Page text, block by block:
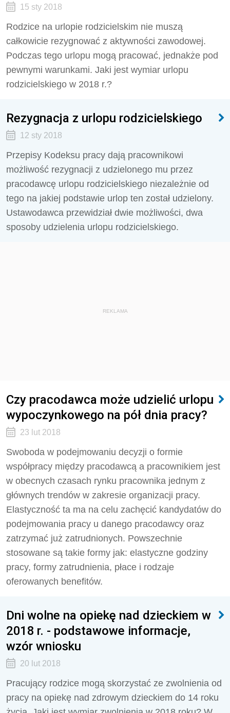
15 sty 2018
Rodzice na urlopie rodzicielskim nie muszą
całkowicie rezygnować z aktywności zawodowej.
Podczas tego urlopu mogą pracować, jednakże pod
pewnymi warunkami. Jaki jest wymiar urlopu
rodzicielskiego w 2018 r.?
Rezygnacja z urlopu rodzicielskiego
12 sty 2018
Przepisy Kodeksu pracy dają pracownikowi
możliwość rezygnacji z udzielonego mu przez
pracodawcę urlopu rodzicielskiego niezależnie od
tego na jakiej podstawie urlop ten został udzielony.
Ustawodawca przewidział dwie możliwości, dwa
sposoby udzielenia urlopu rodzicielskiego.
REKLAMA
Czy pracodawca może udzielić urlopu
wypoczynkowego na pół dnia pracy?
23 lut 2018
Swoboda w podejmowaniu decyzji o formie
współpracy między pracodawcą a pracownikiem jest
w obecnych czasach rynku pracownika jednym z
głównych trendów w zakresie organizacji pracy.
Elastyczność ta ma na celu zachęcić kandydatów do
podejmowania pracy u danego pracodawcy oraz
zatrzymać już zatrudnionych. Powszechnie
stosowane są takie formy jak: elastyczne godziny
pracy, formy zatrudnienia, płace i rodzaje
oferowanych benefitów.
Dni wolne na opiekę nad dzieckiem w
2018 r. - podstawowe informacje,
wzór wniosku
20 lut 2018
Pracujący rodzice mogą skorzystać ze zwolnienia od
pracy na opiekę nad zdrowym dzieckiem do 14 roku